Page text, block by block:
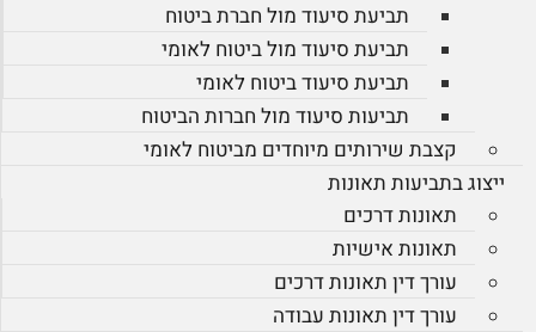
תביעת סיעוד מול חברת ביטוח
תביעת סיעוד מול ביטוח לאומי
תביעת סיעוד ביטוח לאומי
תביעות סיעוד מול חברות הביטוח
קצבת שירותים מיוחדים מביטוח לאומי
ייצוג בתביעות תאונות
תאונות דרכים
תאונות אישיות
עורך דין תאונות דרכים
עורך דין תאונות עבודה